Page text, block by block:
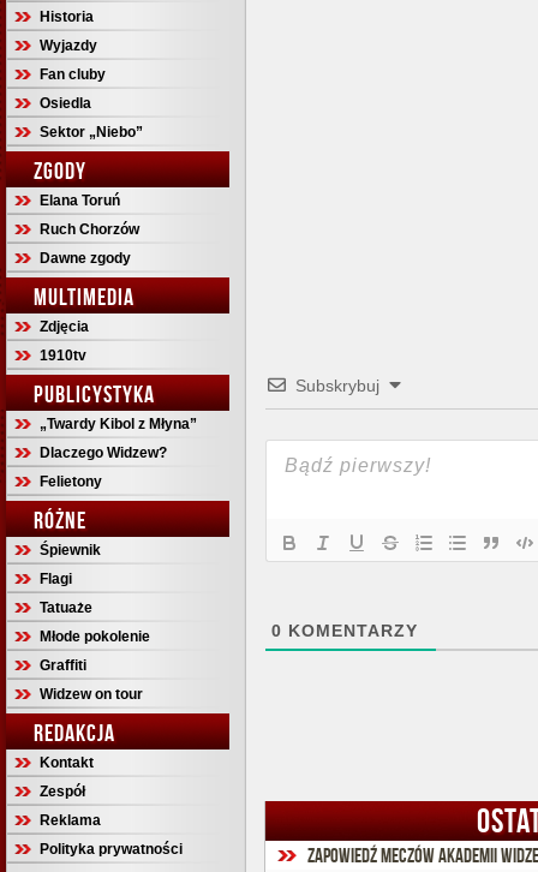
Historia
Wyjazdy
Fan cluby
Osiedla
Sektor „Niebo”
ZGODY
Elana Toruń
Ruch Chorzów
Dawne zgody
MULTIMEDIA
Zdjęcia
1910tv
PUBLICYSTYKA
„Twardy Kibol z Młyna”
Dlaczego Widzew?
Felietony
RÓŻNE
Śpiewnik
Flagi
Tatuaże
Młode pokolenie
Graffiti
Widzew on tour
REDAKCJA
Kontakt
Zespół
Reklama
Polityka prywatności
Subskrybuj
0 KOMENTARZY
Zapowiedź meczów Akademii